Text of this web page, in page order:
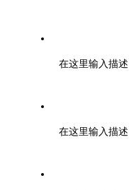
在这里输入描述
在这里输入描述